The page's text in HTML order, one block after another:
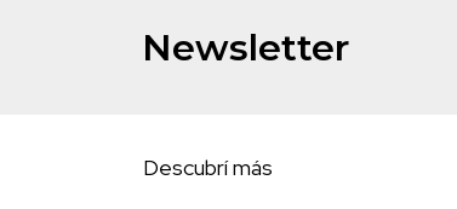
Newsletter
Descubrí más